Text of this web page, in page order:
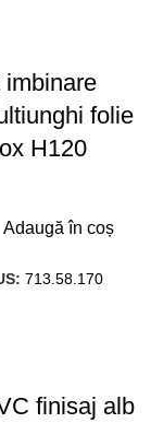
imbinare
folie
H120
Adaugă în coș
713.58.170
finisaj alb